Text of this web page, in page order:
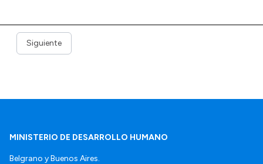
Siguiente
MINISTERIO DE DESARROLLO HUMANO
Belgrano y Buenos Aires.